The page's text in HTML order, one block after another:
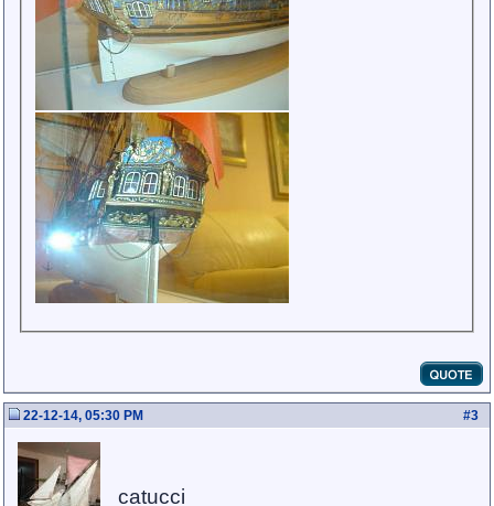
#3
22-12-14, 05:30 PM
catucci